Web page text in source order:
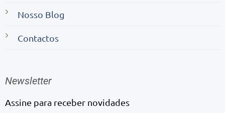
Nosso Blog
Contactos
Newsletter
Assine para receber novidades